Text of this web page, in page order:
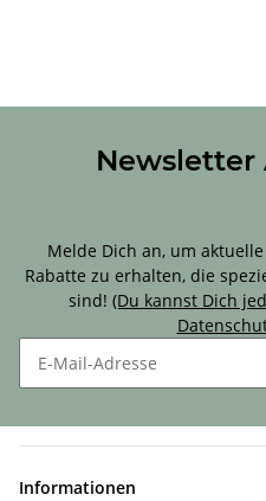
Newsletter
Melde Dich an, um
Rabatte zu erhalten, die
sind! (Du kannst Dich
Informationen